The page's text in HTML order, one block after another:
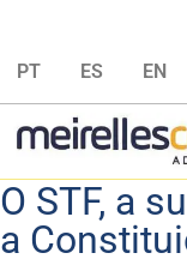
PT ES EN
O STF, a
a